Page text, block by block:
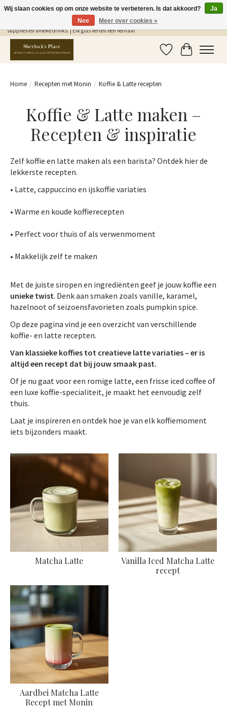
Gratis Verzending in NL vanaf €75,- | Sherlocks Place: dé plek voor MONIN siropen, bar
supplies en unieke drinks. | Elk glas vertelt een verhaal
Verlanglijst
Home / Recepten met Monin / Koffie & Latte recepten
Koffie & Latte maken –
Recepten & inspiratie
Zelf koffie en latte maken als een barista? Ontdek hier de
lekkerste recepten.
• Latte, cappuccino en ijskoffie variaties
• Warme en koude koffierecepten
• Perfect voor thuis of als verwenmoment
• Makkelijk zelf te maken
Met de juiste siropen en ingrediënten geef je jouw koffie een
unieke twist. Denk aan smaken zoals vanille, karamel,
hazelnoot of seizoensfavorieten zoals pumpkin spice.
Op deze pagina vind je een overzicht van verschillende
koffie- en latte recepten.
Van klassieke koffies tot creatieve latte variaties – er is
altijd een recept dat bij jouw smaak past.
Of je nu gaat voor een romige latte, een frisse iced coffee of
een luxe koffie-specialiteit, je maakt het eenvoudig zelf
thuis.
Laat je inspireren en ontdek hoe je van elk koffiemoment
iets bijzonders maakt.
Matcha Latte
Vanilla Iced Matcha Latte
recept
Aardbei Matcha Latte
Recept met Monin
Wij slaan cookies op om onze website te verbeteren. Is dat akkoord?
Ja
Nee
Meer over cookies »